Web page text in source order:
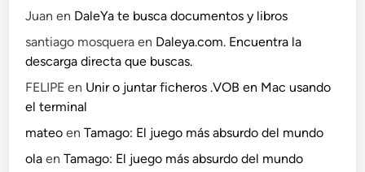
Juan en DaleYa te busca documentos y libros
santiago mosquera en Daleya.com. Encuentra la
descarga directa que buscas.
FELIPE en Unir o juntar ficheros .VOB en Mac usando
el terminal
mateo enTamago: El juego más absurdo del mundo
ola enTamago: El juego más absurdo del mundo